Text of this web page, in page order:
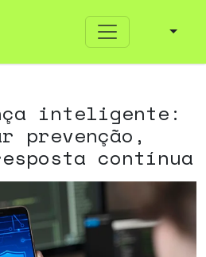
inteligente:
prevenção,
contínua